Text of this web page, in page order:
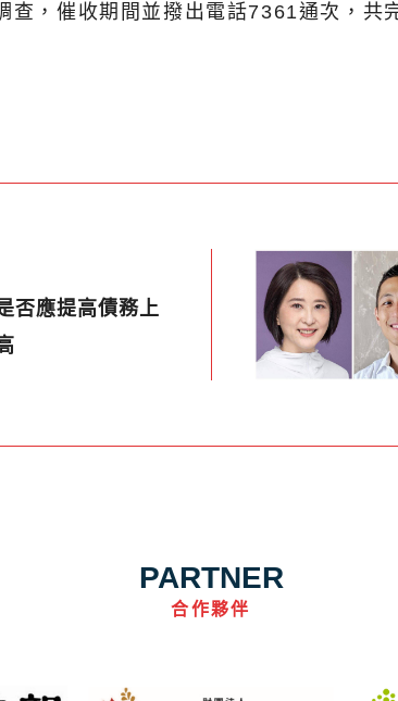
，催收期間並撥出電話7361通次，共
否應提高債務上
PARTNER
合作夥伴